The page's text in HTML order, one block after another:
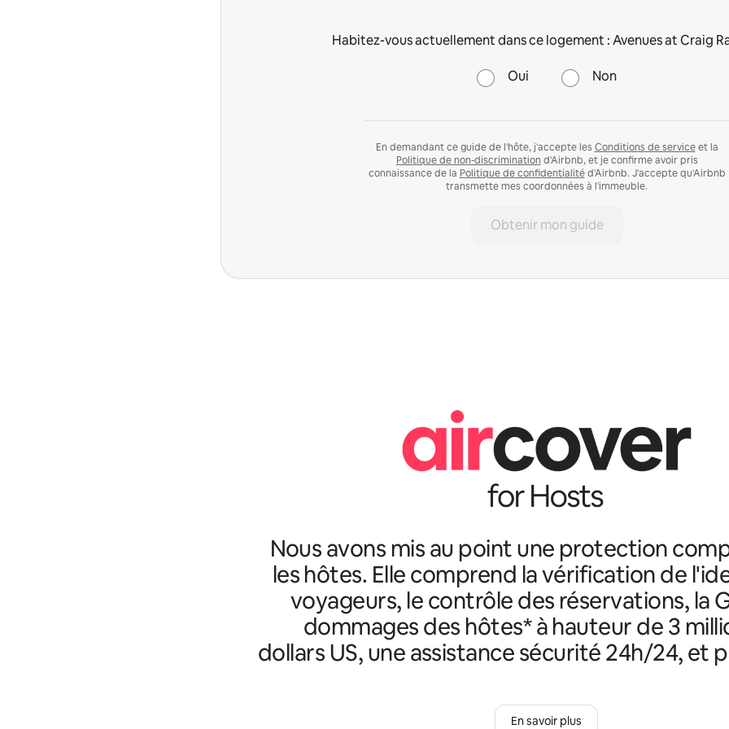
Habitez-vous actuellement dans ce logement : Avenues at Craig
Oui Non
En demandant ce guide de l'hôte, j'accepte les Conditions de serviceet la
Politique de non-discrimination d'Airbnb, et je confirme avoir pris
connaissance de la Politique de confidentialitéd'Airbnb. J'accepte qu'Airbnb
transmette mes coordonnées à l'immeuble.
Obtenir mon guide
Nous avons mis au point une protection
les hôtes. Elle comprend la vérification de
voyageurs, le contrôle des réservations, la
dommages des hôtes* à hauteur de 3
dollars US, une assistance sécurité 24h/24, et
En savoir plus